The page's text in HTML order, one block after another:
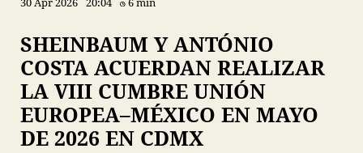
SHEINBAUM Y ANTÓNIO
COSTA ACUERDAN REALIZAR
LA VIII CUMBRE UNIÓN
EUROPEA–MÉXICO EN MAYO
DE 2026 EN CDMX